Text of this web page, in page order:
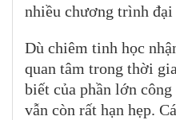
nhiều chương trình đại
Dù chiêm tinh học
quan tâm trong thời
biết của phần lớn
vẫn còn rất hạn hẹp.